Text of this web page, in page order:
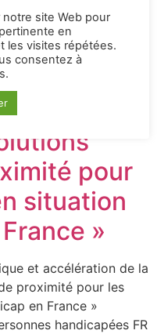
et urbains en
médicale sur certains
[…]
en
de
pour
situation
»
et accélération de la
proximité pour les
en France »
handicapées FR
site Web pour
en
les visites répétées.
consentez à